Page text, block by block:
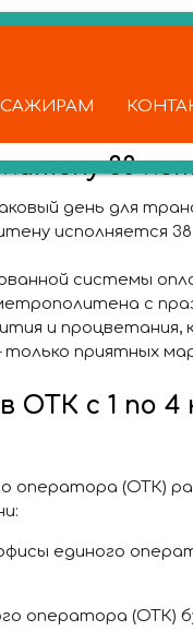
38
день для
исполняется
системы
с
и процветания,
приятных
с 1 по 4
оператора (ОТК)
офисы единого
оператора (ОТК)